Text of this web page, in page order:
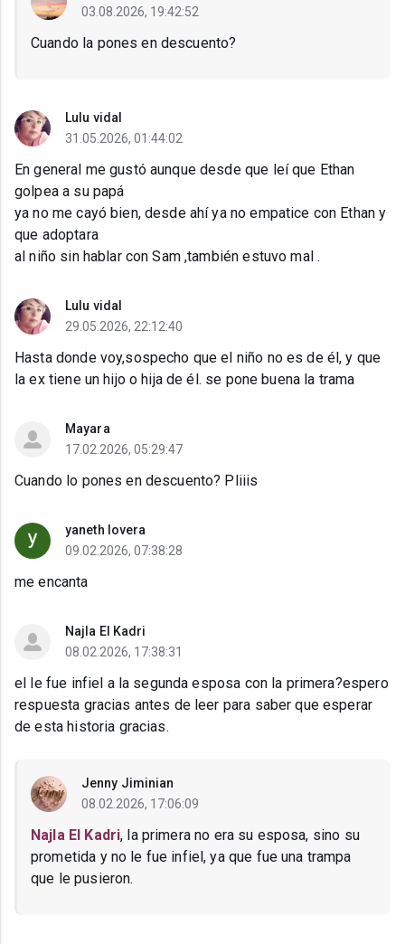
03.08.2026, 19:42:52
Cuando la pones en descuento?
Lulu vidal
31.05.2026, 01:44:02
En general me gustó aunque desde que leí que Ethan
golpea a su papá
ya no me cayó bien, desde ahí ya no empatice con Ethan y
que adoptara
al niño sin hablar con Sam ,también estuvo mal .
Lulu vidal
29.05.2026, 22:12:40
Hasta donde voy,sospecho que el niño no es de él, y que
la ex tiene un hijo o hija de él. se pone buena la trama
Mayara
17.02.2026, 05:29:47
Cuando lo pones en descuento? Pliiis
yaneth lovera
09.02.2026, 07:38:28
me encanta
Najla El Kadri
08.02.2026, 17:38:31
el le fue infiel a la segunda esposa con la primera?espero
respuesta gracias antes de leer para saber que esperar
de esta historia gracias.
Jenny Jiminian
08.02.2026, 17:06:09
Najla El Kadri, la primera no era su esposa, sino su
prometida y no le fue infiel, ya que fue una trampa
que le pusieron.